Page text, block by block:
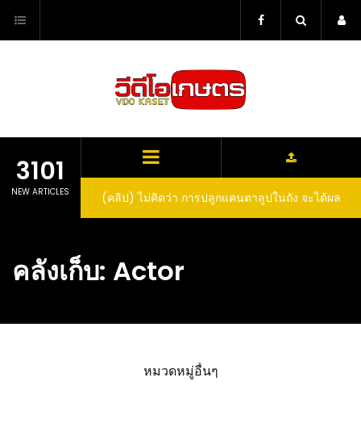
content
3101
NEW ARTICLES
(คลิป) ไม่คิดว่า การปลูกแคนตาลูปในถัง จะได้ผล
ลูกโตและหวานขนาดนี้ I didn’t expect that
such large and sweet fruit
คลังเก็บ: Actor
หมวดหมู่อื่นๆ